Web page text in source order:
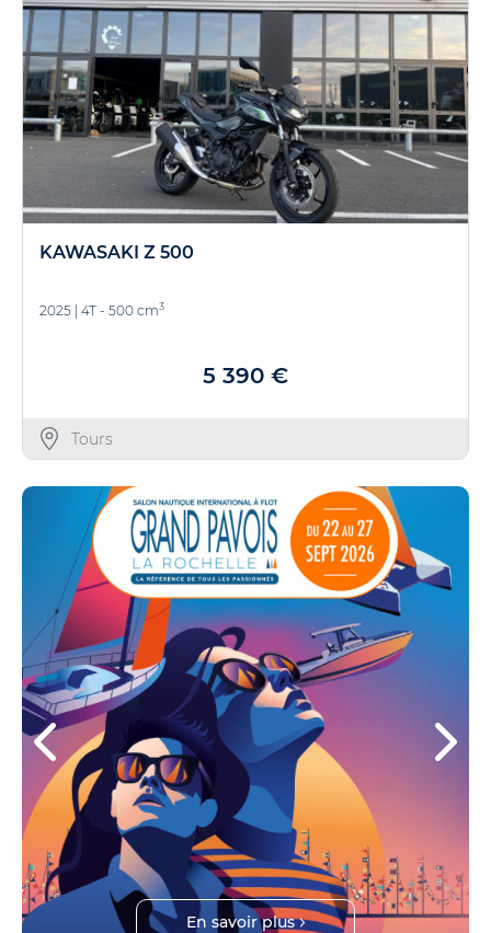
KAWASAKI Z 500
2025 | 4T - 500 cm3
5 390 €
Tours
En savoir plus